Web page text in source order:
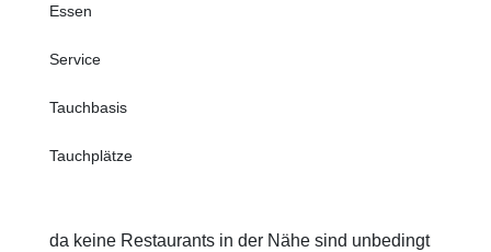
Essen
Service
Tauchbasis
Tauchplätze
da keine Restaurants in der Nähe sind unbedingt